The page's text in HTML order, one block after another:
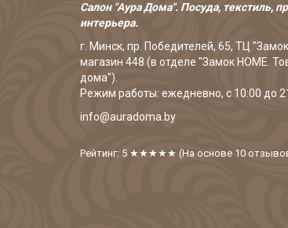
Салон "Аура Дома". Посуда, текстиль,
интерьера.
г. Минск, пр. Победителей, 65, ТЦ
магазин 448 (в отделе "Замок HOME.
дома").
Режим работы: ежедневно, с 10:00 до
info@auradoma.by
Рейтинг: 5 ★★★★★ (На основе 10